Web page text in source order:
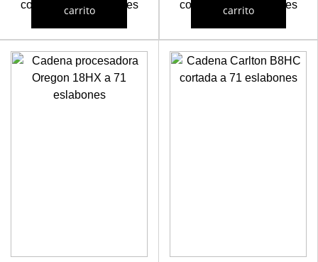
cortada a 69 eslabones
carrito
cortada a 70 eslabones
carrito